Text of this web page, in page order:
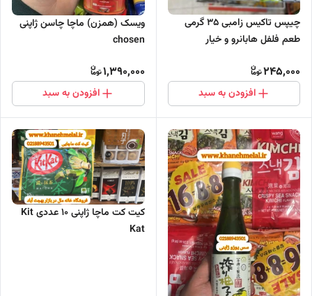
چیپس تاکیس زامبی 35 گرمی
طعم فلفل هابانرو و خیار
245,000
افزودن به سبد
ویسک (همزن) ماچا چاسن ژاپنی
chosen
1,390,000
افزودن به سبد
کیت کت ماچا ژاپنی 10 عددی Kit
Kat